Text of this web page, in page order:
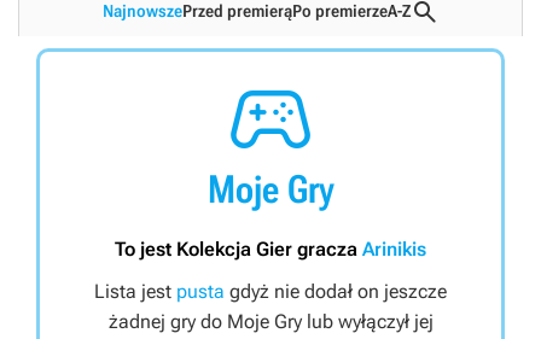
NajnowszePrzed premierąPo premierzeA-Z

Moje Gry
To jest Kolekcja Gier gracza Arinikis
Lista jest pusta gdyż nie dodał on jeszcze
żadnej gry do Moje Gry lub wyłączył jej